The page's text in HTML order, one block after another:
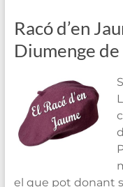
Racó d’en
Diumenge de
el que pot donant